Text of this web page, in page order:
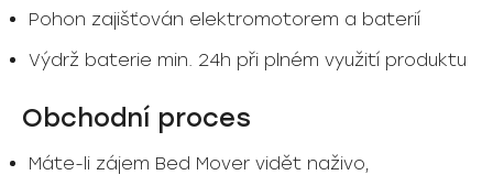
Pohon zajišťován elektromotorem a baterií
Výdrž baterie min. 24h při plném využití produktu
Obchodní proces
Máte-li zájem Bed Mover vidět naživo,